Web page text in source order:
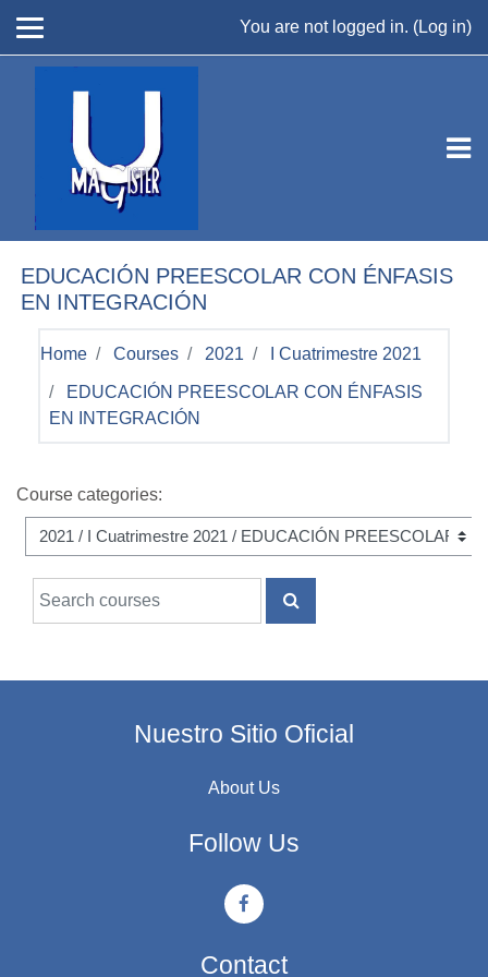
You are not logged in. (Log in)
EDUCACIÓN PREESCOLAR CON ÉNFASIS
EN INTEGRACIÓN
Home Courses 2021 I Cuatrimestre 2021
EDUCACIÓN PREESCOLAR CON ÉNFASIS
EN INTEGRACIÓN
Course categories:
Search courses
SEARCH COURSES
Nuestro Sitio Oficial
About Us
Follow Us
Contact